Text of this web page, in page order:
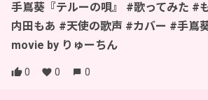
手嶌葵『テルーの唄』 #歌ってみた #
内田もあ #天使の歌声 #カバー #手嶌
movie by りゅーちん
0 0 0